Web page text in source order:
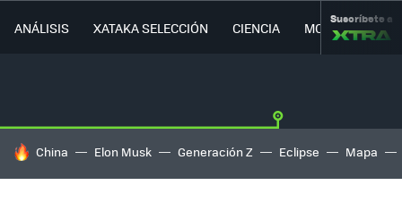
ANÁLISIS XATAKA SELECCIÓN CIENCIA MOVILIDAD
Suscríbete a
HOY SE HABLA DE
China Elon Musk Generación Z Eclipse Mapa